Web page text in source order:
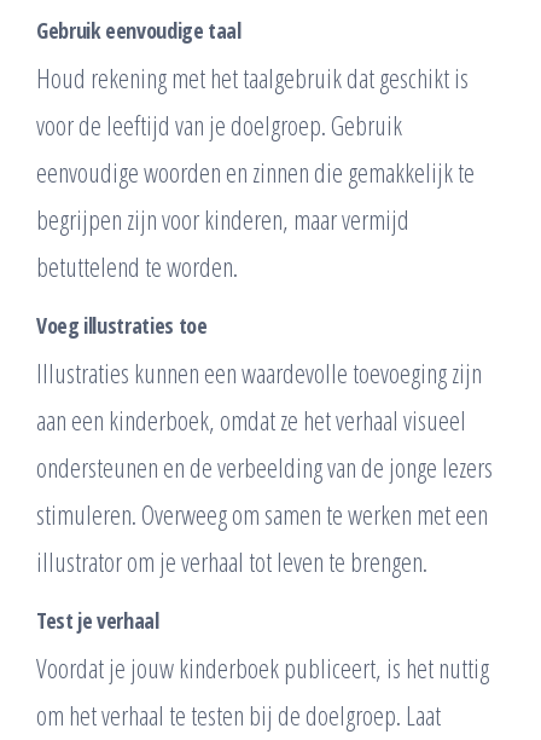
Gebruik eenvoudige taal
Houd rekening met het taalgebruik dat geschikt is
voor de leeftijd van je doelgroep. Gebruik
eenvoudige woorden en zinnen die gemakkelijk te
begrijpen zijn voor kinderen, maar vermijd
betuttelend te worden.
Voeg illustraties toe
Illustraties kunnen een waardevolle toevoeging zijn
aan een kinderboek, omdat ze het verhaal visueel
ondersteunen en de verbeelding van de jonge lezers
stimuleren. Overweeg om samen te werken met een
illustrator om je verhaal tot leven te brengen.
Test je verhaal
Voordat je jouw kinderboek publiceert, is het nuttig
om het verhaal te testen bij de doelgroep. Laat